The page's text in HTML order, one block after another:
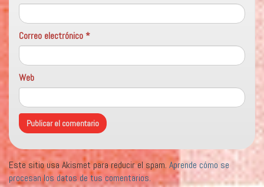
Correo electrónico *
Web
Este sitio usa Akismet para reducir el spam. Aprende cómo se
procesan los datos de tus comentarios.